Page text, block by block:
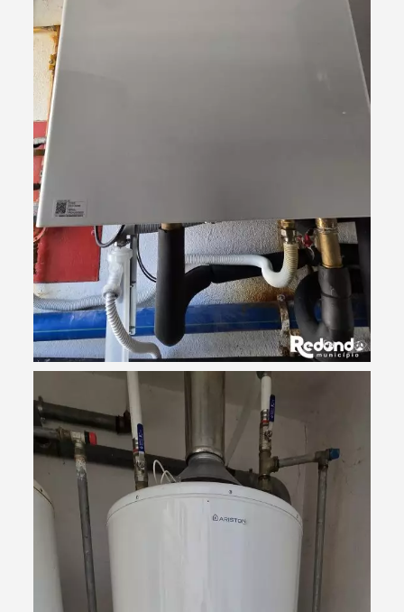
Termo de Pesquisa
Categorias gerais
Filtros